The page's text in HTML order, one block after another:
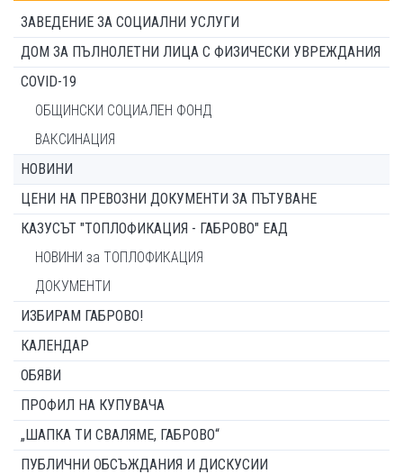
ЗАВЕДЕНИЕ ЗА СОЦИАЛНИ УСЛУГИ
ДОМ ЗА ПЪЛНОЛЕТНИ ЛИЦА С ФИЗИЧЕСКИ УВРЕЖДАНИЯ
COVID-19
ОБЩИНСКИ СОЦИАЛЕН ФОНД
ВАКСИНАЦИЯ
НОВИНИ
ЦЕНИ НА ПРЕВОЗНИ ДОКУМЕНТИ ЗА ПЪТУВАНЕ
КАЗУСЪТ "ТОПЛОФИКАЦИЯ - ГАБРОВО" ЕАД
НОВИНИ за ТОПЛОФИКАЦИЯ
ДОКУМЕНТИ
ИЗБИРАМ ГАБРОВО!
КАЛЕНДАР
ОБЯВИ
ПРОФИЛ НА КУПУВАЧА
„ШАПКА ТИ СВАЛЯМЕ, ГАБРОВО“
ПУБЛИЧНИ ОБСЪЖДАНИЯ И ДИСКУСИИ